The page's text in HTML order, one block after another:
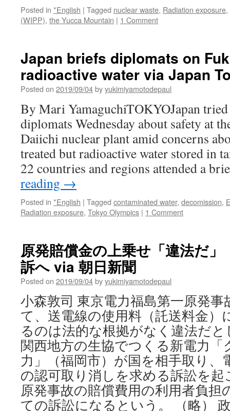
Posted in *English | Tagged nuclear waste, Radiation exposure,
(WIPP), the Yucca Mountain | 1 Comment
Japan briefs diplomats on
radioactive water via Japan
Posted on 2019/09/04byyukimiyamotodepaul
By Mari YamaguchiTOKYOJapan
diplomats Wednesday about safety at
Daiichi nuclear plant amid concerns
treated but radioactive water stored in
22 countries and regions attended a
reading →
Posted in *English | Tagged contaminated water, decomission,
Radiation exposure, Tokyo Olympics | 1 Comment
原発賠償金の上乗せ「違法だ
訴へ via 朝日新聞
Posted on 2019/09/04byyukimiyamotodepaul
小森敦司 東京電力福島第一原発
て、送電線の使用料（託送料金）
るのは法的な根拠がなく違法だ
関西地方の生協でつくる新電力「
力」（福岡市）が国を相手取り、
の認可取り消しを求める訴訟を
原発事故の賠償費用の利用者負担
ての訴訟になるという。 （略）